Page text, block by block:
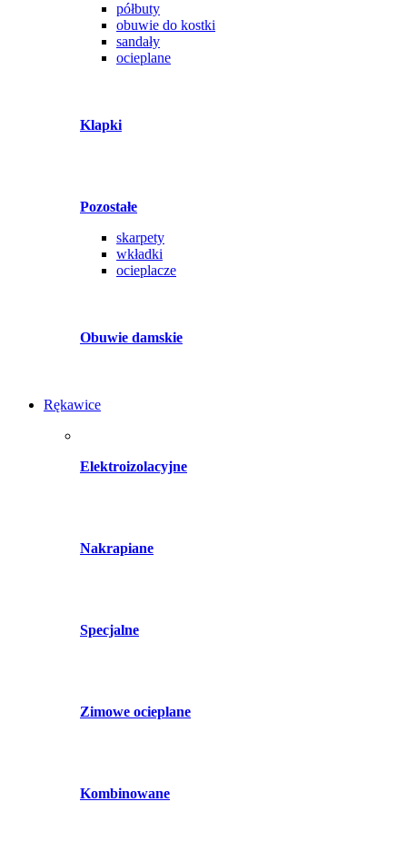
półbuty
obuwie do kostki
sandały
ocieplane
Klapki
Pozostałe
skarpety
wkładki
ocieplacze
Obuwie damskie
Rękawice
Elektroizolacyjne
Nakrapiane
Specjalne
Zimowe ocieplane
Kombinowane